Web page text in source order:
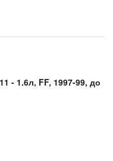
- 1.6л, FF, 1997-99, до